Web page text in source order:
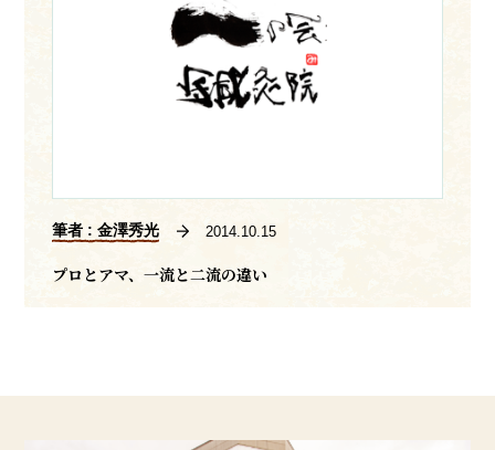
筆者 : 金澤秀光 2014.10.15
プロとアマ、一流と二流の違い